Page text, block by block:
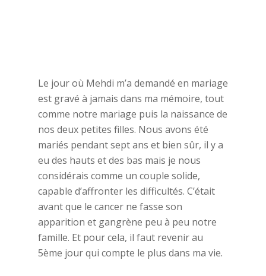
Le jour où Mehdi m’a demandé en mariage
est gravé à jamais dans ma mémoire, tout
comme notre mariage puis la naissance de
nos deux petites filles. Nous avons été
mariés pendant sept ans et bien sûr, il y a
eu des hauts et des bas mais je nous
considérais comme un couple solide,
capable d’affronter les difficultés. C’était
avant que le cancer ne fasse son
apparition et gangrène peu à peu notre
famille. Et pour cela, il faut revenir au
5ème jour qui compte le plus dans ma vie.